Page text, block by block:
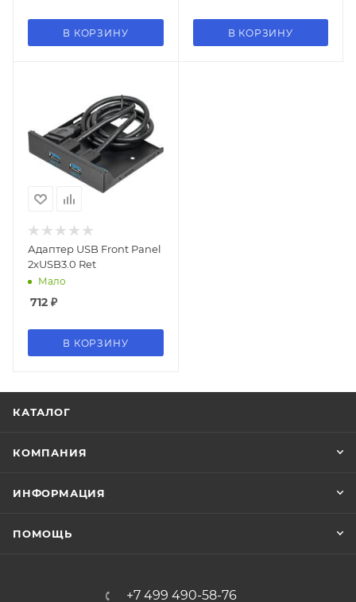
В КОРЗИНУ В КОРЗИНУ
Адаптер USB Front Panel
2xUSB3.0 Ret
Мало
712 ₽
В КОРЗИНУ
КАТАЛОГ
КОМПАНИЯ
ИНФОРМАЦИЯ
ПОМОЩЬ
+7 499 490-58-76